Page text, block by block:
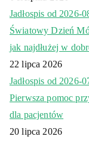
Jadłospis od 2026-
Światowy Dzień
jak najdłużej w
22 lipca 2026
Jadłospis od 2026-
Pierwsza pomoc
dla pacjentów
20 lipca 2026